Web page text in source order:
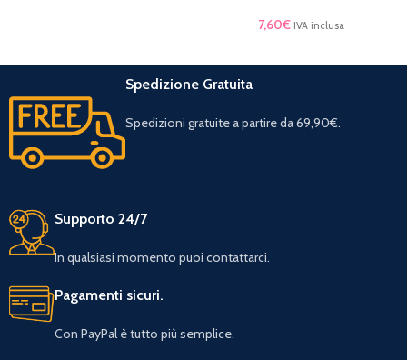
7,60€ IVA inclusa
Spedizione Gratuita
Spedizioni gratuite a partire da 69,90€.
Supporto 24/7
In qualsiasi momento puoi contattarci.
Pagamenti sicuri.
Con PayPal è tutto più semplice.